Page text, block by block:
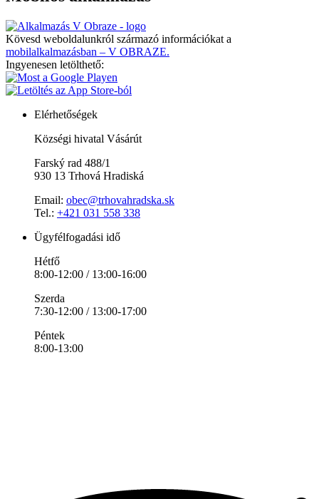
Kövesd weboldalunkról származó információkat a
mobilalkalmazásban – V OBRAZE.
Ingyenesen letölthető:
Elérhetőségek
Községi hivatal Vásárút
Farský rad 488/1
930 13 Trhová Hradiská
Email: obec@trhovahradska.sk
Tel.: +421 031 558 338
Ügyfélfogadási idő
Hétfő
8:00-12:00 / 13:00-16:00
Szerda
7:30-12:00 / 13:00-17:00
Péntek
8:00-13:00